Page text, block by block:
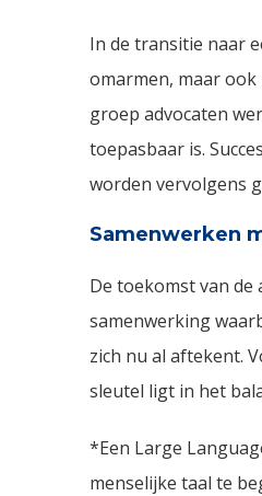
In de transitie naar
omarmen, maar ook
groep advocaten
toepasbaar is.
worden vervolgens
Samenwerken
De toekomst van
samenwerking
zich nu al aftekent.
sleutel ligt in het
*Een Large
menselijke taal te